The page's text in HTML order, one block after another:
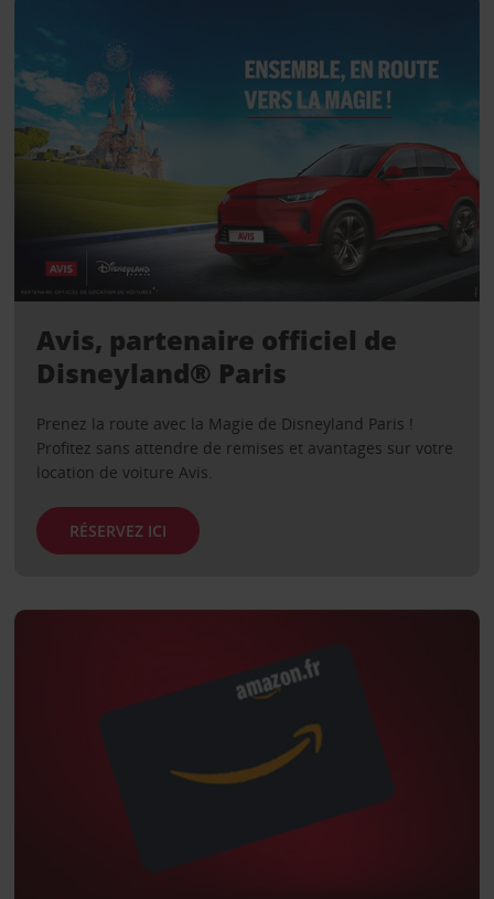
Avis, partenaire officiel de
Disneyland® Paris
Prenez la route avec la Magie de Disneyland Paris !
Profitez sans attendre de remises et avantages sur votre
location de voiture Avis.
RÉSERVEZ ICI